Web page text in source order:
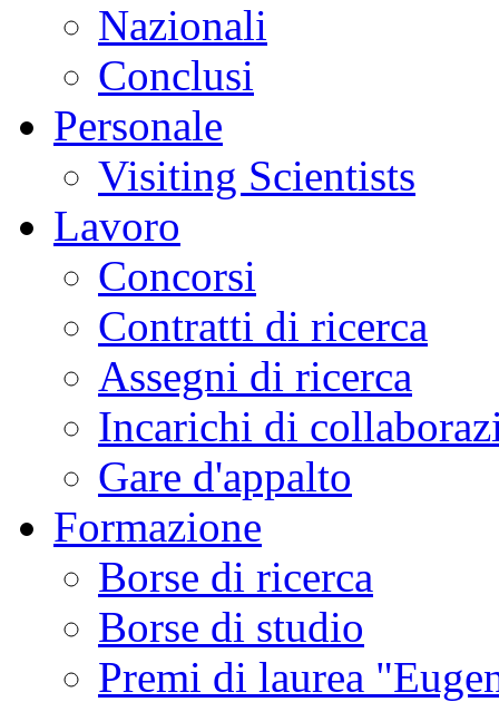
Nazionali
Conclusi
Personale
Visiting Scientists
Lavoro
Concorsi
Contratti di ricerca
Assegni di ricerca
Incarichi di
Gare d'appalto
Formazione
Borse di ricerca
Borse di studio
Premi di laurea